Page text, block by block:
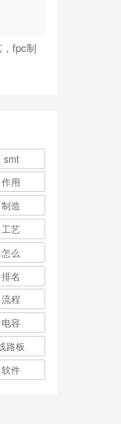
fpc制
smt
作用
制造
工艺
怎么
排名
流程
电容
路板
软件